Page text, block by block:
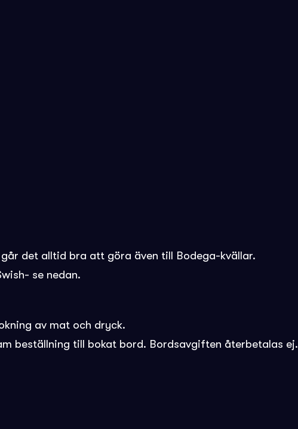
det alltid bra att göra även till Bodega-kvällar.
se nedan.
av mat och dryck.
beställning till bokat bord. Bordsavgiften återbetalas ej.